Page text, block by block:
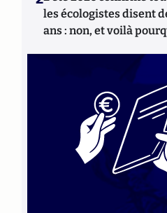
les écologistes disent
ans : non, et voilà